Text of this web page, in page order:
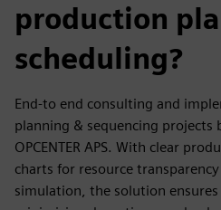
production
scheduling?
End-to end consulting and
planning & sequencing projects
OPCENTER APS. With clear
charts for resource
simulation, the solution